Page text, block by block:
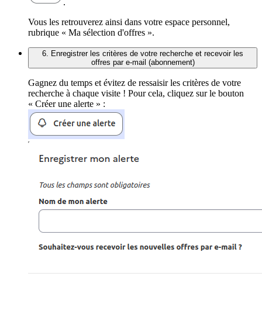
.
Vous les retrouverez ainsi dans votre espace personnel,
rubrique « Ma sélection d'offres ».
6. Enregistrer les critères de votre recherche et recevoir les
offres par e-mail (abonnement)
Gagnez du temps et évitez de ressaisir les critères de votre
recherche à chaque visite ! Pour cela, cliquez sur le bouton
« Créer une alerte » :